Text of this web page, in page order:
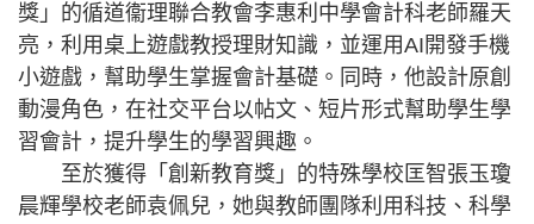
獎」的循道衞理聯合教會李惠利中學會計科老師羅天
亮，利用桌上遊戲教授理財知識，並運用AI開發手機
小遊戲，幫助學生掌握會計基礎。同時，他設計原創
動漫角色，在社交平台以帖文、短片形式幫助學生學
習會計，提升學生的學習興趣。
至於獲得「創新教育獎」的特殊學校匡智張玉瓊
晨輝學校老師袁佩兒，她與教師團隊利用科技、科學